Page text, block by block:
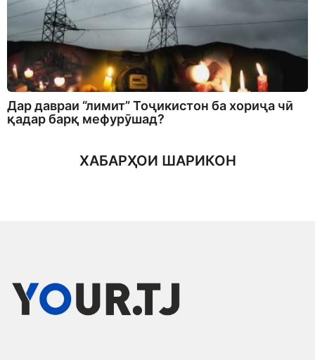
Дар давраи “лимит” Тоҷикистон ба хориҷа чӣ
қадар барқ мефурӯшад?
ХАБАРҲОИ ШАРИКОН